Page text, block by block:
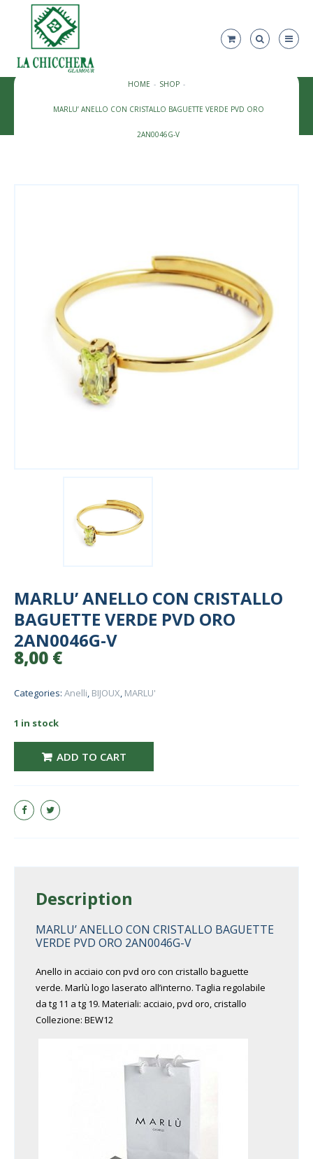
HOME SHOP
MARLU’ ANELLO CON CRISTALLO BAGUETTE VERDE PVD ORO
2AN0046G-V
MARLU’ ANELLO CON CRISTALLO
BAGUETTE VERDE PVD ORO
2AN0046G-V
8,00 €
Categories: Anelli, BIJOUX, MARLU'
1 in stock
ADD TO CART
Description
MARLU’ ANELLO CON CRISTALLO BAGUETTE
VERDE PVD ORO 2AN0046G-V
Anello in acciaio con pvd oro con cristallo baguette
verde. Marlù logo laserato all’interno. Taglia regolabile
da tg 11 a tg 19. Materiali: acciaio, pvd oro, cristallo
Collezione: BEW12